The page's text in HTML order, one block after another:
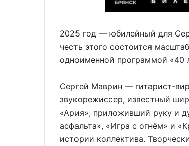
2025 год — юбилейный для
честь этого состоится
одноименной программой «40
Сергей Маврин — гитарист-
звукорежиссер, известный
«Ария», приложивший руку и
асфальта», «Игра с огнём» и
истории коллектива.